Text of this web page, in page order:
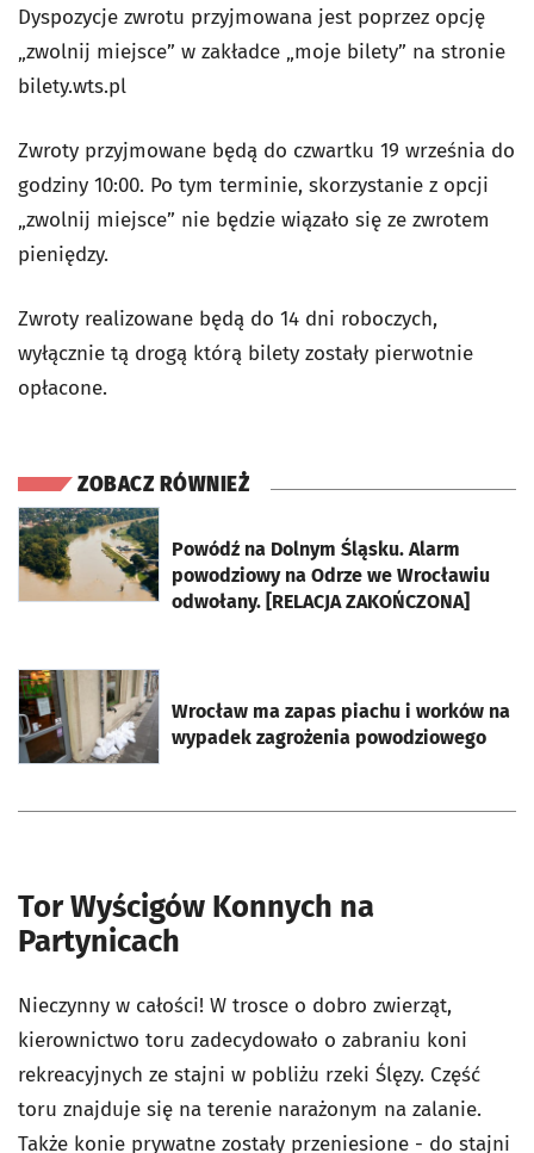
Dyspozycje zwrotu przyjmowana jest poprzez opcję
„zwolnij miejsce” w zakładce „moje bilety” na stronie
bilety.wts.pl
Zwroty przyjmowane będą do czwartku 19 września do
godziny 10:00. Po tym terminie, skorzystanie z opcji
„zwolnij miejsce” nie będzie wiązało się ze zwrotem
pieniędzy.
Zwroty realizowane będą do 14 dni roboczych,
wyłącznie tą drogą którą bilety zostały pierwotnie
opłacone.
ZOBACZ RÓWNIEŻ
Powódź na Dolnym Śląsku. Alarm
powodziowy na Odrze we Wrocławiu
odwołany. [RELACJA ZAKOŃCZONA]
otworzy się w nowej karcie
Wrocław ma zapas piachu i worków na
wypadek zagrożenia powodziowego
otworzy się w nowej karcie
Tor Wyścigów Konnych na
Partynicach
Nieczynny w całości! W trosce o dobro zwierząt,
kierownictwo toru zadecydowało o zabraniu koni
rekreacyjnych ze stajni w pobliżu rzeki Ślęzy. Część
toru znajduje się na terenie narażonym na zalanie.
Także konie prywatne zostały przeniesione - do stajni